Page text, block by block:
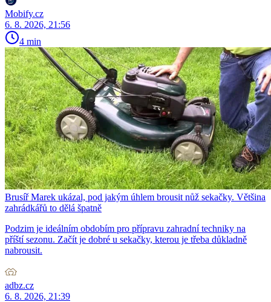
Mobify.cz
6. 8. 2026, 21:56
4 min
Brusíř Marek ukázal, pod jakým úhlem brousit nůž sekačky. Většina
zahrádkářů to dělá špatně
Podzim je ideálním obdobím pro přípravu zahradní techniky na
příští sezonu. Začít je dobré u sekačky, kterou je třeba důkladně
nabrousit.
adbz.cz
6. 8. 2026, 21:39